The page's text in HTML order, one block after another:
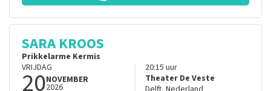
SARA KROOS
Prikkelarme Kermis
VRIJDAG
20NOVEMBER
2026
20:15 uur
Theater De Veste